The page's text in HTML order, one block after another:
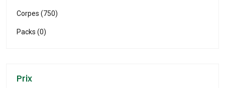
Corpes (750)
Packs (0)
Prix